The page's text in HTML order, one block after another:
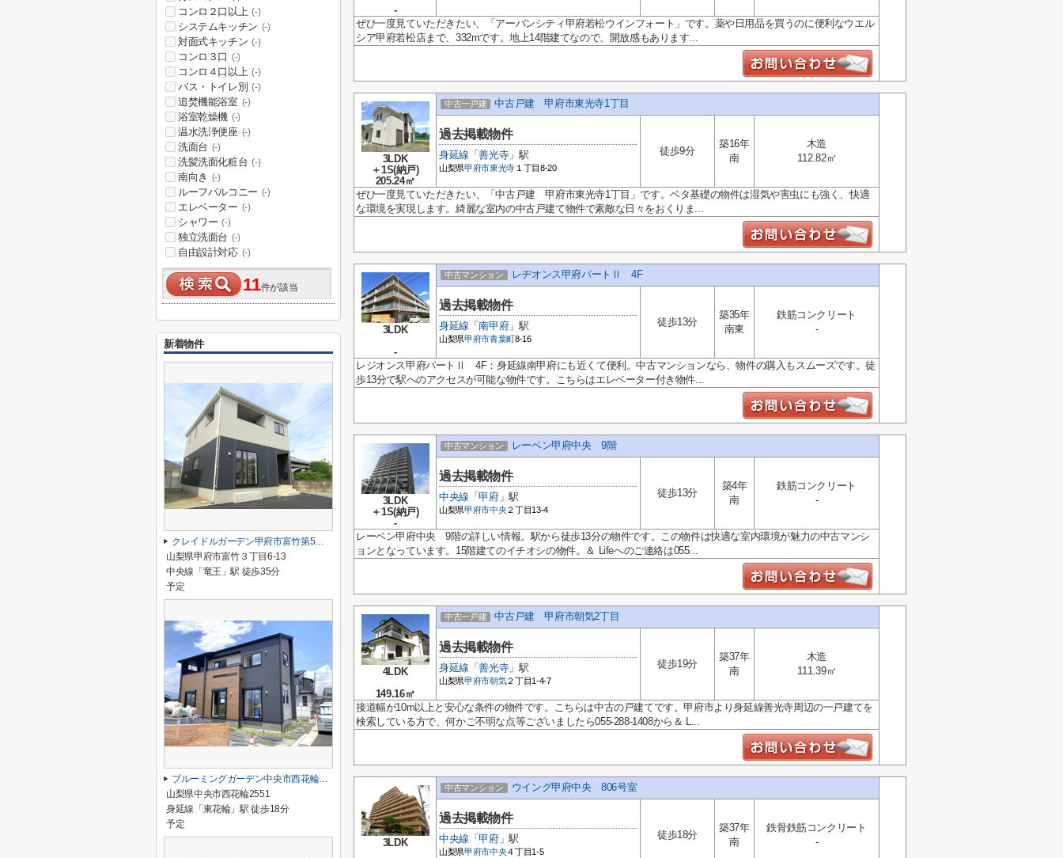
-
ぜひ一度見ていただきたい、「アーバンシティ甲府若松ウインフォート」です。薬や日用品を買うのに便利なウエル
シア甲府若松店まで、332mです。地上14階建てなので、開放感もあります...
3LDK
＋1S(納戸)
205.24㎡
中古一戸建 中古戸建 甲府市東光寺1丁目
過去掲載物件
身延線 「善光寺」駅
山梨県甲府市東光寺１丁目8-20
徒歩9分
築16年
南
木造
112.82㎡
ぜひ一度見ていただきたい、「中古戸建 甲府市東光寺1丁目」です。ベタ基礎の物件は湿気や害虫にも強く、快適
な環境を実現します。綺麗な室内の中古戸建て物件で素敵な日々をおくりま...
3LDK
-
中古マンション レヂオンス甲府パートⅡ 4F
過去掲載物件
身延線 「南甲府」駅
山梨県甲府市青葉町8-16
徒歩13分
築35年
南東
鉄筋コンクリート
-
レジオンス甲府パートⅡ 4F：身延線南甲府にも近くて便利。中古マンションなら、物件の購入もスムーズです。徒
歩13分で駅へのアクセスが可能な物件です。こちらはエレベーター付き物件...
3LDK
＋1S(納戸)
-
中古マンション レーベン甲府中央 9階
過去掲載物件
中央線 「甲府」駅
山梨県甲府市中央２丁目13-4
徒歩13分
築4年
南
鉄筋コンクリート
-
レーベン甲府中央 9階の詳しい情報。駅から徒歩13分の物件です。この物件は快適な室内環境が魅力の中古マンシ
ョンとなっています。15階建てのイチオシの物件。＆ Lifeへのご連絡は055...
4LDK
149.16㎡
中古一戸建 中古戸建 甲府市朝気2丁目
過去掲載物件
身延線 「善光寺」駅
山梨県甲府市朝気２丁目1-4-7
徒歩19分
築37年
南
木造
111.39㎡
接道幅が10m以上と安心な条件の物件です。こちらは中古の戸建てです。甲府市より身延線善光寺周辺の一戸建てを
検索している方で、何かご不明な点等ございましたら055-288-1408から＆ L...
3LDK
中古マンション ウイング甲府中央 806号室
過去掲載物件
中央線 「甲府」駅
山梨県甲府市中央４丁目1-5
徒歩18分
築37年
南
鉄骨鉄筋コンクリート
-
コンロ２口以上 (-)
システムキッチン (-)
対面式キッチン (-)
コンロ３口 (-)
コンロ４口以上 (-)
バス・トイレ別 (-)
追焚機能浴室 (-)
浴室乾燥機 (-)
温水洗浄便座 (-)
洗面台 (-)
洗髪洗面化粧台 (-)
南向き (-)
ルーフバルコニー (-)
エレベーター (-)
シャワー (-)
独立洗面台 (-)
自由設計対応 (-)
11件が該当
新着物件
クレイドルガーデン甲府市富竹第5 3号棟
山梨県甲府市富竹３丁目6-13
中央線「竜王」駅 徒歩35分
予定
ブルーミングガーデン中央市西花輪2期 2号棟
山梨県中央市西花輪2551
身延線「東花輪」駅 徒歩18分
予定